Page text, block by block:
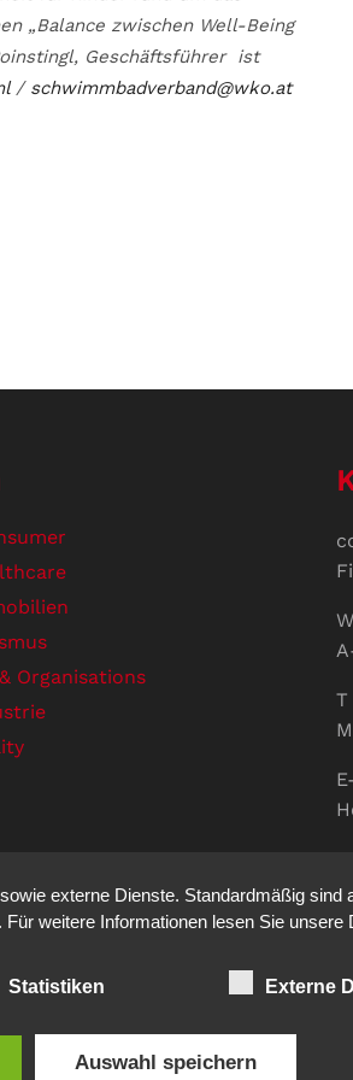
„Balance zwischen Well-Being
Geschäftsführer ist
/ schwimmbadverband@wko.at
Organisations
T
made by sfe
externe Dienste. Standardmäßig sind
weitere Informationen lesen Sie
Statistiken Externe
Auswahl speichern